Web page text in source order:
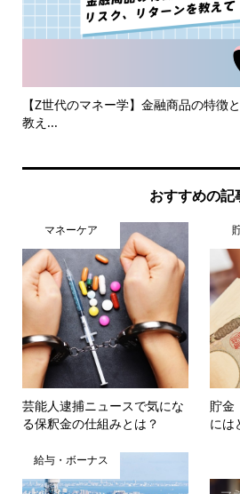
【Z世代のマネー学】金融商品の特徴
教え...
おすすめの記
マネーケア
芸能人逮捕ニュースで気にな
る保釈金の仕組みとは？
貯金
には
給与・ボーナス